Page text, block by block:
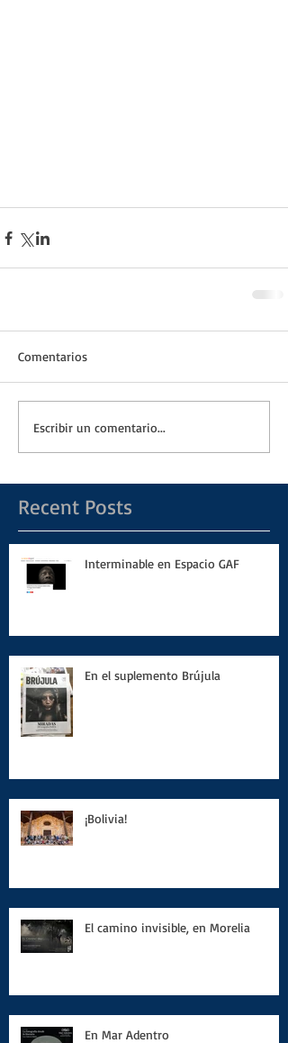
Comentarios
Escribir un comentario...
Recent Posts
Interminable en Espacio GAF
En el suplemento Brújula
¡Bolivia!
El camino invisible, en Morelia
En Mar Adentro